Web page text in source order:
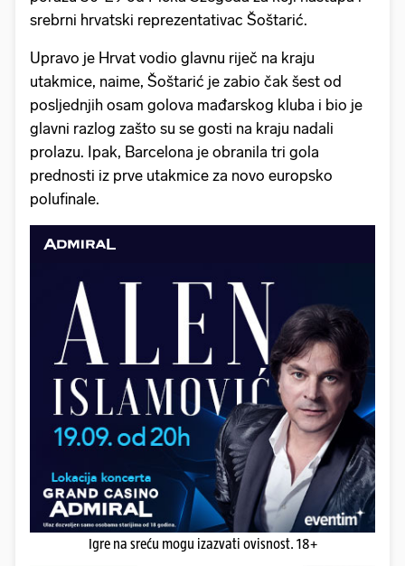
srebrni hrvatski reprezentativac Šoštarić.
Upravo je Hrvat vodio glavnu riječ na kraju
utakmice, naime, Šoštarić je zabio čak šest od
posljednjih osam golova mađarskog kluba i bio je
glavni razlog zašto su se gosti na kraju nadali
prolazu. Ipak, Barcelona je obranila tri gola
prednosti iz prve utakmice za novo europsko
polufinale.
Igre na sreću mogu izazvati ovisnost. 18+